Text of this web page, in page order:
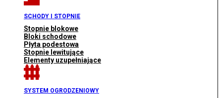
SCHODY I STOPNIE
Stopnie blokowe
Bloki schodowe
Płyta podestowa
Stopnie lewitujące
Elementy uzupełniające
SYSTEM OGRODZENIOWY